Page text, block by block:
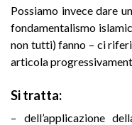
Possiamo invece dare
fondamentalismo
non tutti) fanno – ci
articola
Si tratta:
– dell’applicazione